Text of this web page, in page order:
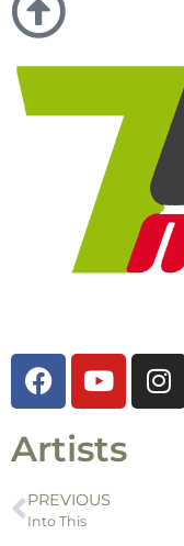
Artists
PREVIOUS
Into This